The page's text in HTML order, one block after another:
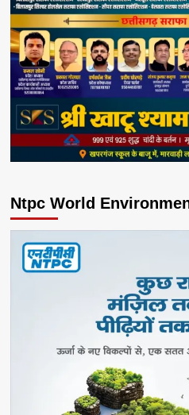
Ntpc World